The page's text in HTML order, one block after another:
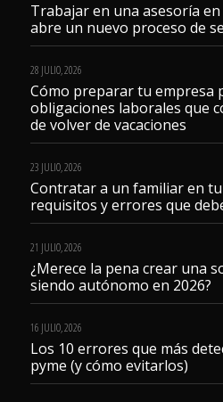
Trabajar en una asesoría
abre un nuevo proceso de
28 JULIO, 2026
Cómo preparar tu empresa
obligaciones laborales que
de volver de vacaciones
23 JULIO, 2026
Contratar a un familiar en
requisitos y errores que
21 JULIO, 2026
¿Merece la pena crear una
siendo autónomo en 2026?
16 JULIO, 2026
Los 10 errores que más
pyme (y cómo evitarlos)